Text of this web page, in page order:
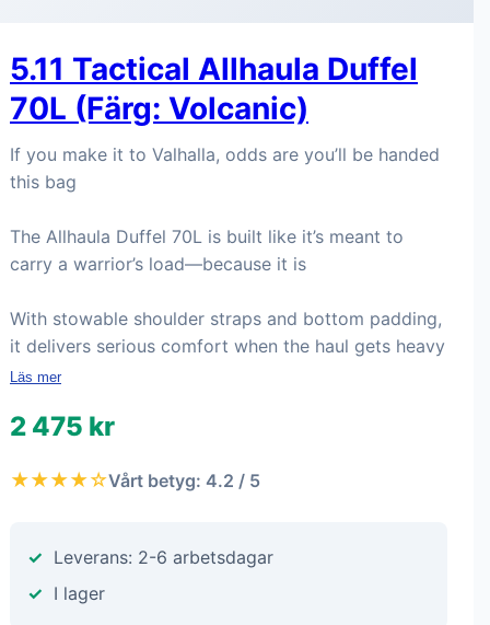
5.11 Tactical Allhaula Duffel
70L (Färg: Volcanic)
If you make it to Valhalla, odds are you’ll be handed
this bag
The Allhaula Duffel 70L is built like it’s meant to
carry a warrior’s load—because it is
With stowable shoulder straps and bottom padding,
it delivers serious comfort when the haul gets heavy
Läs mer
2 475 kr
★★★★☆Vårt betyg: 4.2 / 5
Leverans: 2-6 arbetsdagar
I lager